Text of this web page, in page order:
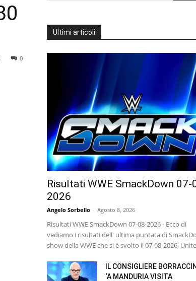
0
Ultimi articoli
Risultati WWE SmackDown 07-
2026
Angelo Sorbello - Agosto 8, 2026
Risultati WWE SmackDown 07-08-2026 - Ecco di
vediamo i risultati dell' ultima puntata di
show della WWE che si è svolto il 07-08-2026.
IL CONSIGLIERE
‘A MANDURIA VISITA